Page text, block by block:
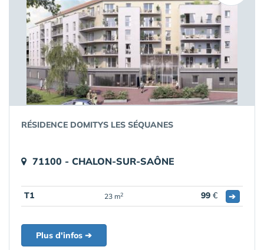
RÉSIDENCE DOMITYS LES SÉQUANES
71100 - CHALON-SUR-SAÔNE
T1 23 m2 99 € ➔
Plus d'infos ➔